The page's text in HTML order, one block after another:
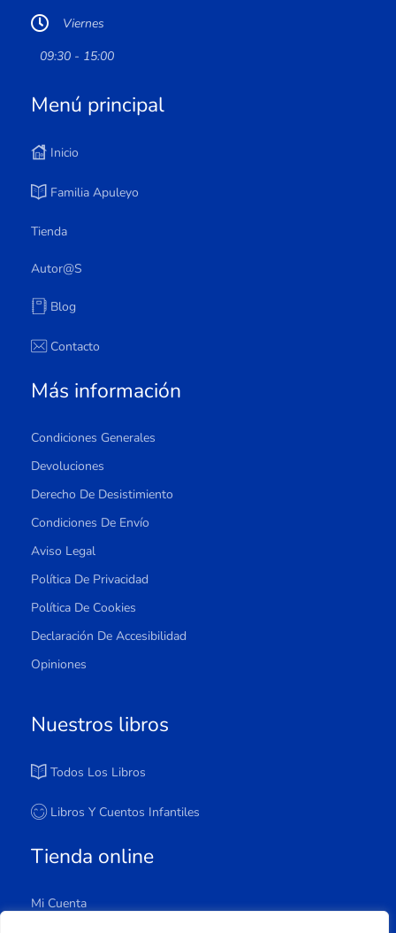
Viernes
09:30 - 15:00
Menú principal
Inicio
Familia Apuleyo
Tienda
Autor@s
Blog
Contacto
Más información
Condiciones Generales
Devoluciones
Derecho De Desistimiento
Condiciones De Envío
Aviso Legal
Política De Privacidad
Política De Cookies
Declaración De Accesibilidad
Opiniones
Nuestros libros
Todos Los Libros
Libros Y Cuentos Infantiles
Tienda online
Mi Cuenta